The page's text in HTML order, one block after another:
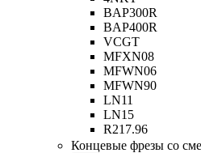
BAP300R
BAP400R
VCGT
MFXN08
MFWN06
MFWN90
LN11
LN15
R217.96
Концевые фрезы со